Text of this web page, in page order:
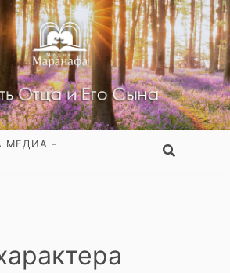
МЕДИА -